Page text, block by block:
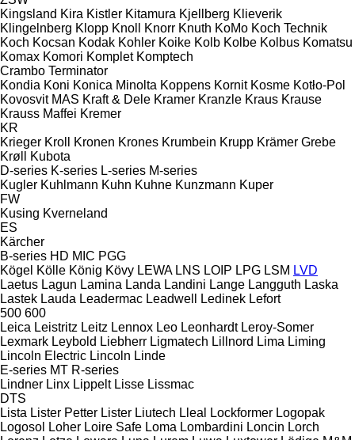
Kingsland Kira Kistler Kitamura Kjellberg Klieverik
Klingelnberg Klopp Knoll Knorr Knuth KoMo Koch Technik
Koch Kocsan Kodak Kohler Koike Kolb Kolbe Kolbus Komatsu
Komax Komori Komplet Komptech
Crambo Terminator
Kondia Koni Konica Minolta Koppens Kornit Kosme Kotło-Pol
Kovosvit MAS Kraft & Dele Kramer Kranzle Kraus Krause
Krauss Maffei Kremer
KR
Krieger Kroll Kronen Krones Krumbein Krupp Krämer Grebe
Krøll
Kubota
D-series K-series L-series M-series
Kugler Kuhlmann Kuhn Kuhne Kunzmann Kuper
FW
Kusing Kverneland
ES
Kärcher
B-series HD MIC PGG
Kögel Kölle König Kövy LEWA LNS LOIP LPG LSM LVD
Laetus Lagun Lamina Landa Landini Lange Langguth Laska
Lastek Lauda Leadermac Leadwell Ledinek Lefort
500 600
Leica Leistritz Leitz Lennox Leo Leonhardt Leroy-Somer
Lexmark Leybold Liebherr Ligmatech Lillnord Lima Liming
Lincoln Electric Lincoln Linde
E-series MT R-series
Lindner Linx Lippelt Lisse Lissmac
DTS
Lista Lister Petter Lister Liutech Lleal Lockformer Logopak
Logosol
Loher Loire Safe Loma Lombardini Loncin Lorch